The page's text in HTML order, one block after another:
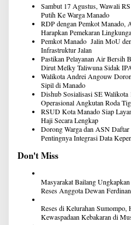
Sambut 17 Agustus, Wawali
Putih Ke Warga Manado
RDP dengan Pemkot
Harapkan Pemekaran
Masyarakat
Pemkot Manado Jalin MoU
Infrastruktur Jalan
Pastikan Pelayanan Air Bersih
Dirut Melky Taliwuna Sidak
Walikota Andrei Angouw
Sipil di Manado
Dishub Sosialisasi SE
Operasional Angkutan Roda
RSUD Kota Manado Siap
Haji Secara Lengkap
Dorong Warga dan ASN
Pentingnya Integrasi Data
Don't Miss
Masyarakat Bailang
Reses Anggota Dewan
Reses di Kelurahan
Kewaspadaan Kebakaran di